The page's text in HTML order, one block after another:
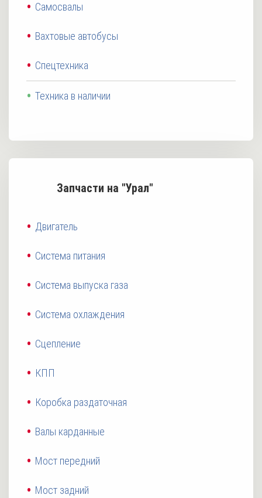
Самосвалы
Вахтовые автобусы
Спецтехника
Техника в наличии
Запчасти на "Урал"
Двигатель
Система питания
Система выпуска газа
Система охлаждения
Сцепление
КПП
Коробка раздаточная
Валы карданные
Мост передний
Мост задний